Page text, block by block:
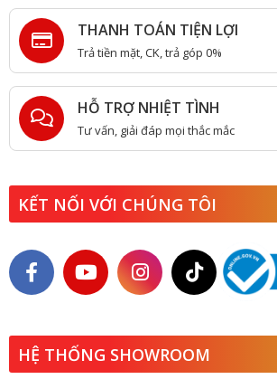
THANH TOÁN TIỆN LỢI
Trả tiền mặt, CK, trả góp 0%
HỖ TRỢ NHIỆT TÌNH
Tư vấn, giải đáp mọi thắc mắc
KẾT NỐI VỚI CHÚNG TÔI
HỆ THỐNG SHOWROOM